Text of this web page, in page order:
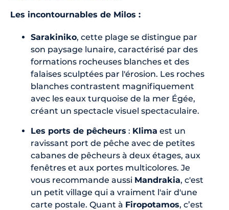
Les incontournables de Milos :
Sarakiniko, cette plage se distingue par
son paysage lunaire, caractérisé par des
formations rocheuses blanches et des
falaises sculptées par l'érosion. Les roches
blanches contrastent magnifiquement
avec les eaux turquoise de la mer Égée,
créant un spectacle visuel spectaculaire.
Les ports de pêcheurs : Klima est un
ravissant port de pêche avec de petites
cabanes de pêcheurs à deux étages, aux
fenêtres et aux portes multicolores. Je
vous recommande aussi Mandrakia, c'est
un petit village qui a vraiment l'air d'une
carte postale. Quant à Firopotamos, c’est